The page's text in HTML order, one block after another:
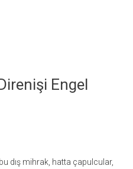
Engel
bu dış mihrak, hatta çapulcular,